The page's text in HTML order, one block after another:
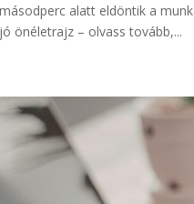
másodperc alatt eldöntik a
jó önéletrajz – olvass tovább,...